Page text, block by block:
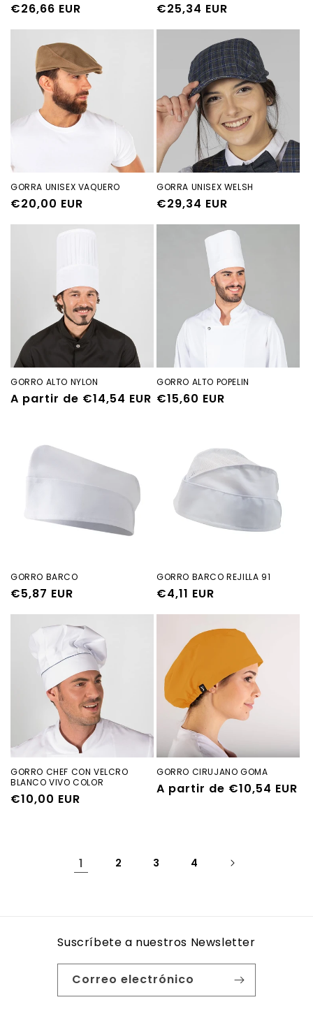
Precio
habitual
€26,66 EUR
Precio
habitual
€25,34 EUR
GORRA UNISEX VAQUERO
Precio
habitual
€20,00 EUR
GORRA UNISEX WELSH
Precio
habitual
€29,34 EUR
GORRO ALTO NYLON
Precio
A partir de €14,54 EUR
GORRO ALTO POPELIN
Precio
€15,60 EUR
GORRO BARCO
Precio
habitual
€5,87 EUR
GORRO BARCO REJILLA 91
Precio
habitual
€4,11 EUR
GORRO CHEF CON VELCRO
BLANCO VIVO COLOR
Precio
€10,00 EUR
GORRO CIRUJANO GOMA
Precio
A partir de €10,54 EUR
1 2 3 4
Suscríbete a nuestros Newsletter
Correo electrónico